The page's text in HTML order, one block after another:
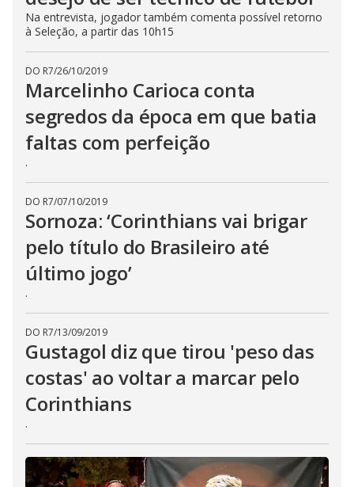
Na entrevista, jogador também comenta possível retorno
à Seleção, a partir das 10h15
DO R7/26/10/2019
Marcelinho Carioca conta
segredos da época em que batia
faltas com perfeição
.
DO R7/07/10/2019
Sornoza: ‘Corinthians vai brigar
pelo título do Brasileiro até
último jogo’
.
DO R7/13/09/2019
Gustagol diz que tirou 'peso das
costas' ao voltar a marcar pelo
Corinthians
.